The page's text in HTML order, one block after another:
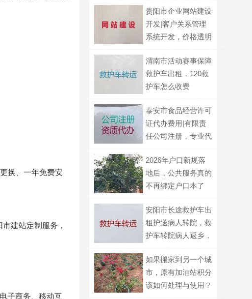
换、一年免费安
建站定制服务，
子商务、移动互
贵阳市企业网站建设
开发|客户关系管理
系统开发，价格透明
渭南市活动赛事保障
救护车出租，120救
护车怎么收费
泰安市食品经营许可
证代办费用|有限责
任公司注册，专业代
2026年户口新规落
地后，公共服务真的
不再绑定户口本了
什么影响？
安阳市长途救护车出
租护送病人转院，救
护车转院病人返乡，
如果搬家到另一个城
市，原有加油站积分
该如何处理与使用？